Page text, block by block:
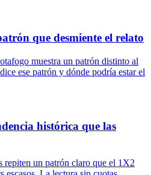
que desmiente el relato
muestra un patrón distinto al
ese patrón y dónde podría estar el
histórica que las
repiten un patrón claro que el 1X2